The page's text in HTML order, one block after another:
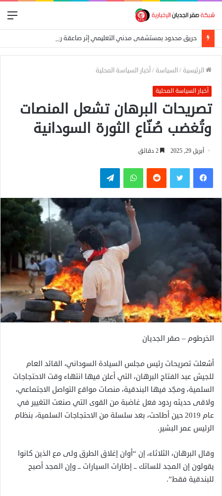
حريق محدود بمستشفى مدني التعليمي إثر صاعقة رعدية
الرئيسية /السياسة /أخبار السياسة المحلية
أخبار السياسة المحلية
تصريحات البرهان تشعل المنصات
وتُغضب صُنّاع الثورة السودانية
أبريل 29, 2025
فيسبوكتويتر واتساب تيلقرام
الخرطوم – صقر الجديان
أشعلت تصريحات رئيس مجلس السيادة السوداني، القائد العام
للجيش عبد الفتاح البرهان، التي أعلن فيها انتهاء وقت الاحتجاجات
السلمية، ومجّد فيها البندقية، منصات مواقع التواصل الاجتماعي،
ولاقى حديثه ردود فعل غاضبة من القوى التي صنعت التغيير في
عام 2019 حين أطاحت، بعد سلسلة من الاحتجاجات السلمية، بنظام
الرئيس عمر البشير.
وقال البرهان، الثلاثاء، إن “أوان إغلاق الطرق ولى مع الذين كانوا
يقولون إن المجد للساتك ــ إطارات السيارات ــ وإن المجد أصبح
للبندقية فقط”.